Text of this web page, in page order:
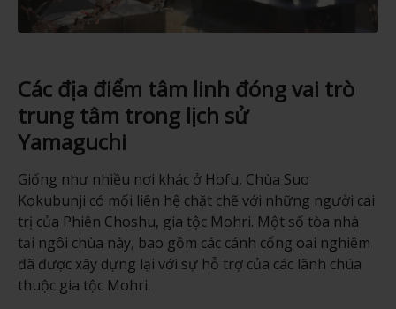
Các địa điểm tâm linh đóng vai trò
trung tâm trong lịch sử
Yamaguchi
Giống như nhiều nơi khác ở Hofu, Chùa Suo
Kokubunji có mối liên hệ chặt chẽ với những người cai
trị của Phiên Choshu, gia tộc Mohri. Một số tòa nhà
tại ngôi chùa này, bao gồm các cánh cổng oai nghiêm
đã được xây dựng lại với sự hỗ trợ của các lãnh chúa
thuộc gia tộc Mohri.